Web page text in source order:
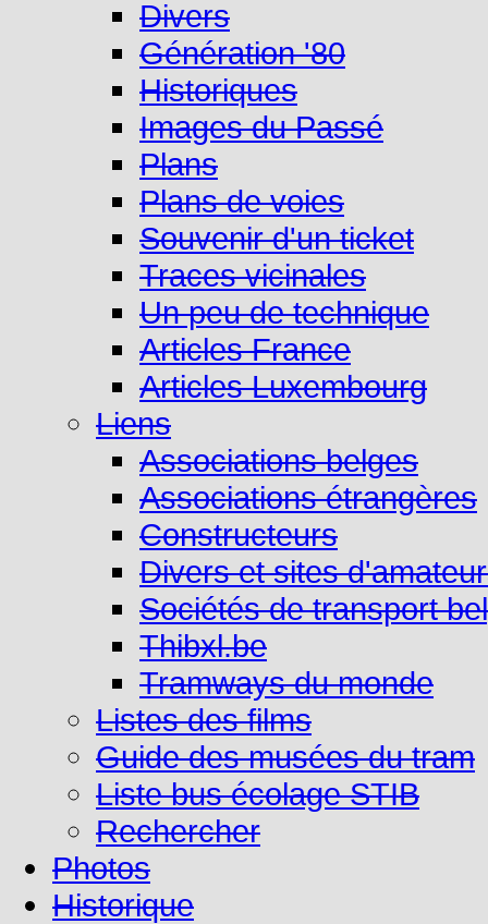
Divers
Génération '80
Historiques
Images du Passé
Plans
Plans de voies
Souvenir d'un ticket
Traces vicinales
Un peu de technique
Articles France
Articles Luxembourg
Liens
Associations belges
Associations étrangères
Constructeurs
Divers et sites
Sociétés de transport
Thibxl.be
Tramways du monde
Listes des films
Guide des musées du tram
Liste bus écolage STIB
Rechercher
Photos
Historique